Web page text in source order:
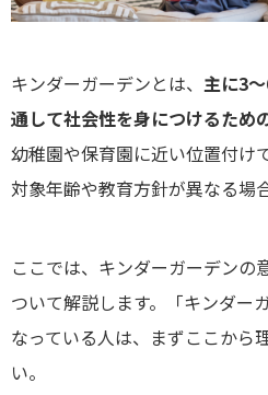
キンダーガーデンとは、 主に3
通して社会性を身につけるため
幼稚園や保育園に近い位置付け
対象年齢や教育方針が異なる場
ここでは、キンダーガーデンの
ついて解説します。「キンダー
なっている人は、まずここから
い。